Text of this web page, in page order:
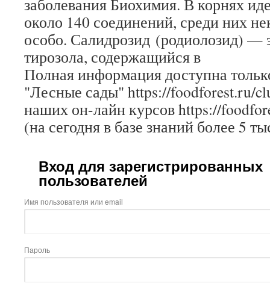
заболевания Биохимия. В корнях
около 140 соединений, среди них
особо. Салидрозид (родиолозид) —
тирозола, содержащийся в
Полная информация доступна
"Лесные сады" https://foodforest.ru/
наших он-лайн курсов https://
(на сегодня в базе знаний более 5
Вход для зарегистрированных
пользователей
Имя пользователя или email
Пароль